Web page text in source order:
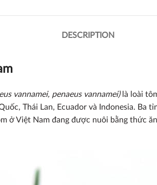
DESCRIPTION
vannamei, penaeus vannamei)là loài
Thái Lan, Ecuador và Indonesia. Ba
ở Việt Nam đang được nuôi bằng thức